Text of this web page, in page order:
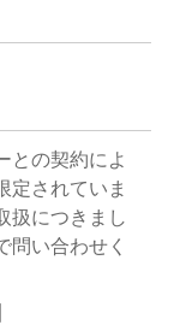
との契約によ
定されていま
扱につきまし
問い合わせく